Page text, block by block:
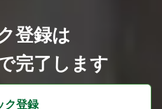
登録は
完了します
ク登録